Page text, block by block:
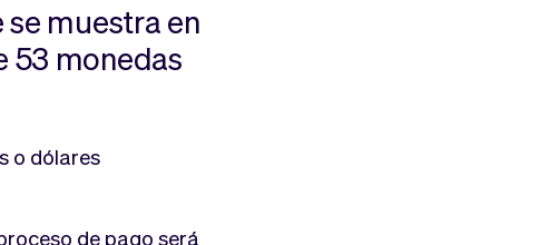
muestra en
53 monedas
o dólares
de pago será